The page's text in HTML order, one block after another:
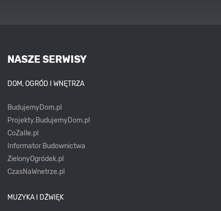
NASZE SERWISY
DOM, OGRÓD I WNĘTRZA
BudujemyDom.pl
Projekty.BudujemyDom.pl
CoZaIle.pl
Informator Budownictwa
ZielonyOgródek.pl
CzasNaWnetrze.pl
MUZYKA I DŹWIĘK